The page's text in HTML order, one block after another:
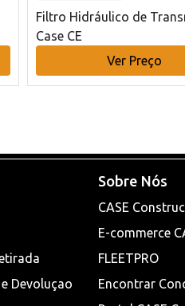
Filtro Hidráulico de
Case CE
Ver Preço
Devoluçao
Sobre Nós
CASE
E-commerce
FLEETPRO
Encontrar